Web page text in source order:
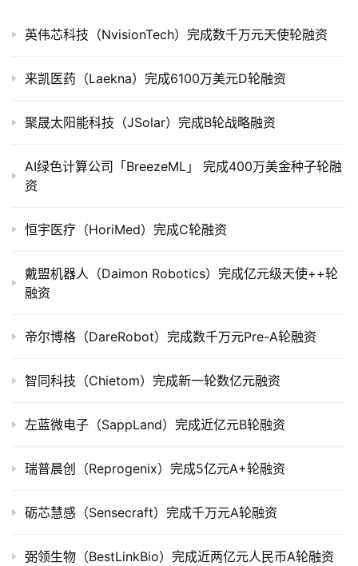
购
司
上
投
数
业
登录 注册
英伟芯科技（NvisionTech）完成数千万元天使轮融资
来凯医药（Laekna）完成6100万美元D轮融资
聚晟太阳能科技（JSolar）完成B轮战略融资
AI绿色计算公司「BreezeML」 完成400万美金种子轮融
资
恒宇医疗（HoriMed）完成C轮融资
戴盟机器人（Daimon Robotics）完成亿元级天使++轮
融资
帝尔博格（DareRobot）完成数千万元Pre-A轮融资
智同科技（Chietom）完成新一轮数亿元融资
左蓝微电子（SappLand）完成近亿元B轮融资
瑞普晨创（Reprogenix）完成5亿元A+轮融资
砺芯慧感（Sensecraft）完成千万元A轮融资
弼领生物（BestLinkBio）完成近两亿元人民币A轮融资